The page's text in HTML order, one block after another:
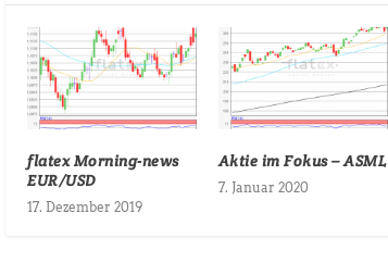
flatex Morning-news
EUR/USD
17. Dezember 2019
Aktie im Fokus – ASML
7. Januar 2020